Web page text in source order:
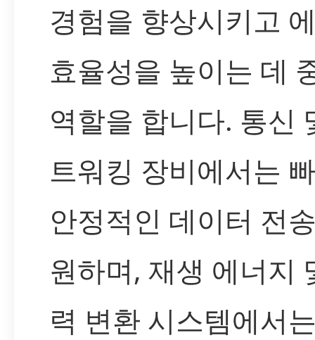
경험을 향상시키고
효율성을 높이는 데
역할을 합니다. 통신
트워킹 장비에서는
안정적인 데이터 전
원하며, 재생 에너지
력 변환 시스템에서